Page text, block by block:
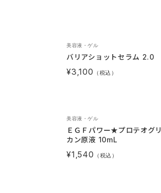
バリアショットセラム 2.0
美容液・ゲル
¥3,100 （税込）
ＥＧＦパワー★プロテオグリ
カン原液 10mL
美容液・ゲル
¥1,540 （税込）